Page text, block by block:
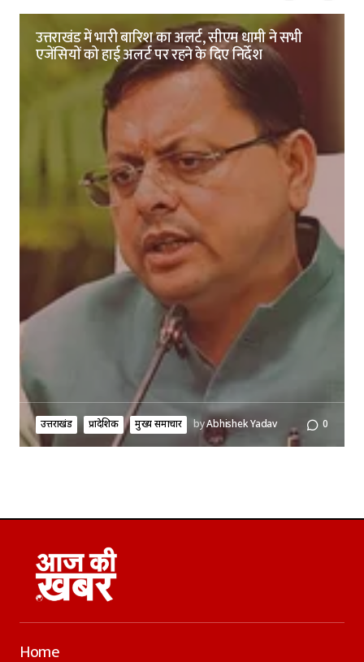
उत्तराखंड में भारी बारिश का अलर्ट, सीएम धामी ने सभी
एजेंसियों को हाई अलर्ट पर रहने के दिए निर्देश
उत्तराखंड प्रादेशिक मुख्य समाचार byAbhishek Yadav 0
Home